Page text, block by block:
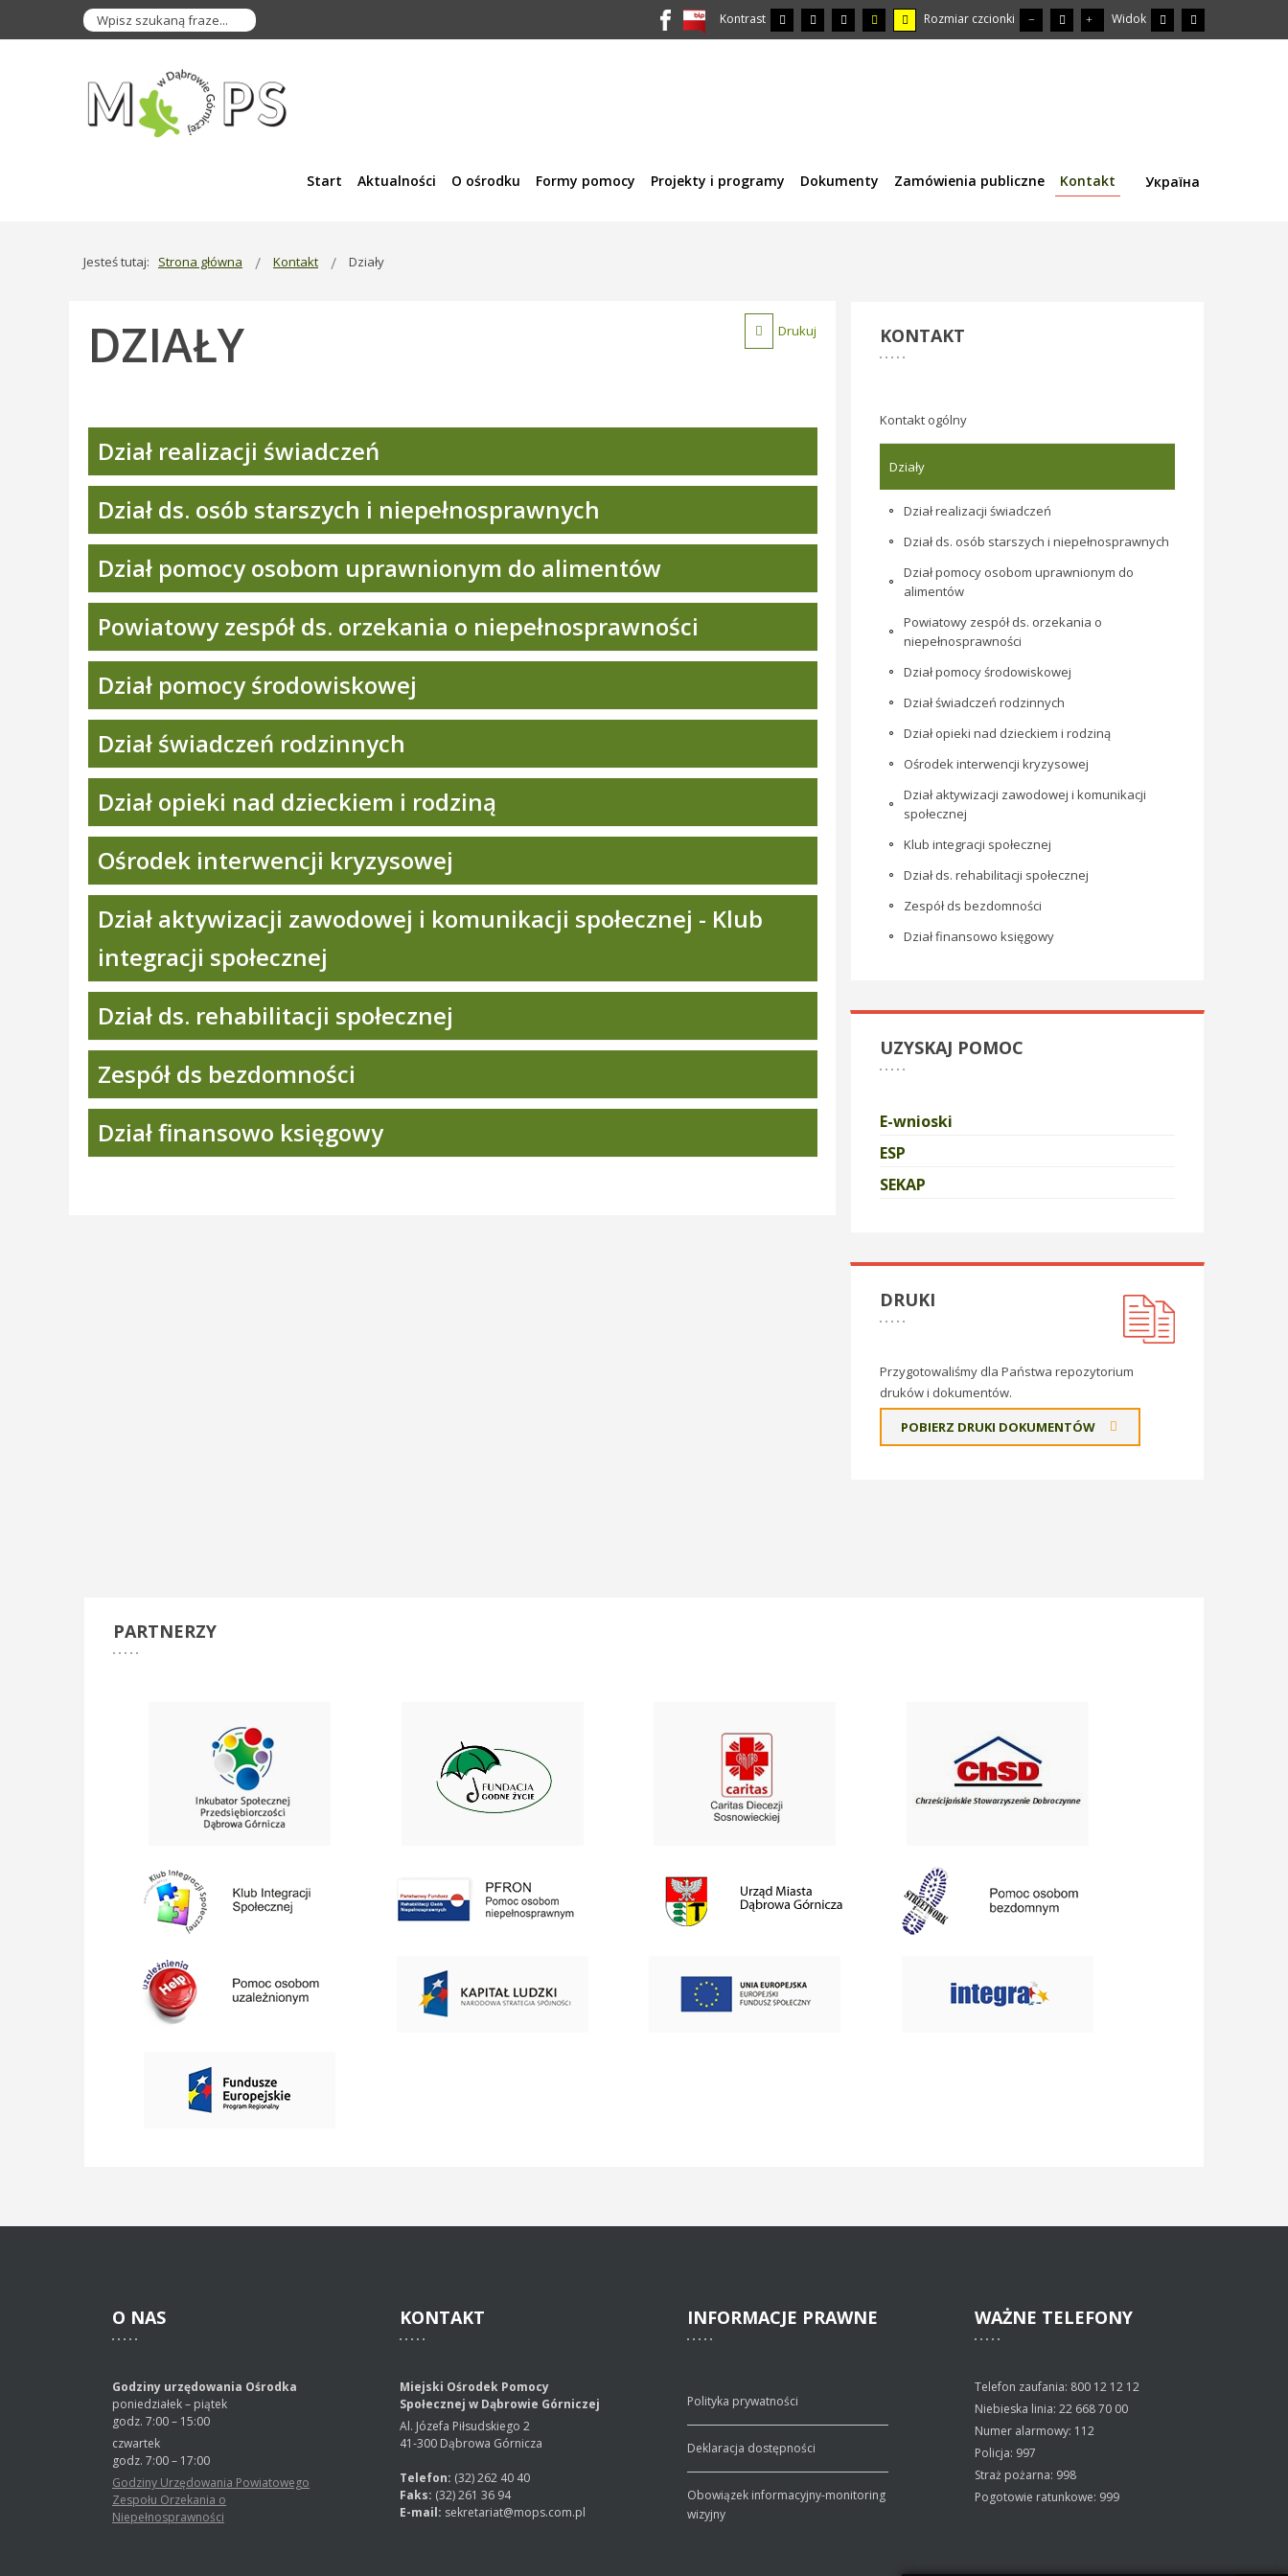
Kontrast Rozmiar czcionki Widok
Start Aktualności O ośrodku Formy pomocy Projekty i programy Dokumenty Zamówienia publiczne Kontakt Україна
Jesteś tutaj: Strona główna Kontakt Działy
Drukuj
DZIAŁY
Dział realizacji świadczeń
Dział ds. osób starszych i niepełnosprawnych
Dział pomocy osobom uprawnionym do alimentów
Powiatowy zespół ds. orzekania o niepełnosprawności
Dział pomocy środowiskowej
Dział świadczeń rodzinnych
Dział opieki nad dzieckiem i rodziną
Ośrodek interwencji kryzysowej
Dział aktywizacji zawodowej i komunikacji społecznej - Klub
integracji społecznej
Dział ds. rehabilitacji społecznej
Zespół ds bezdomności
Dział finansowo księgowy
KONTAKT
Kontakt ogólny
Działy
Dział realizacji świadczeń
Dział ds. osób starszych i niepełnosprawnych
Dział pomocy osobom uprawnionym do
alimentów
Powiatowy zespół ds. orzekania o
niepełnosprawności
Dział pomocy środowiskowej
Dział świadczeń rodzinnych
Dział opieki nad dzieckiem i rodziną
Ośrodek interwencji kryzysowej
Dział aktywizacji zawodowej i komunikacji
społecznej
Klub integracji społecznej
Dział ds. rehabilitacji społecznej
Zespół ds bezdomności
Dział finansowo księgowy
UZYSKAJ POMOC
E-wnioski
ESP
SEKAP
DRUKI
Przygotowaliśmy dla Państwa repozytorium
druków i dokumentów.
POBIERZ DRUKI DOKUMENTÓW
PARTNERZY
O NAS
Godziny urzędowania Ośrodka
poniedziałek – piątek
godz. 7:00 – 15:00
czwartek
godz. 7:00 – 17:00
Godziny Urzędowania Powiatowego
Zespołu Orzekania o
Niepełnosprawności
KONTAKT
Miejski Ośrodek Pomocy
Społecznej w Dąbrowie Górniczej
Al. Józefa Piłsudskiego 2
41-300 Dąbrowa Górnicza
Telefon: (32) 262 40 40
Faks: (32) 261 36 94
E-mail: sekretariat@mops.com.pl
INFORMACJE PRAWNE
Polityka prywatności
Deklaracja dostępności
Obowiązek informacyjny-monitoring
wizyjny
WAŻNE TELEFONY
Telefon zaufania: 800 12 12 12
Niebieska linia: 22 668 70 00
Numer alarmowy: 112
Policja: 997
Straż pożarna: 998
Pogotowie ratunkowe: 999